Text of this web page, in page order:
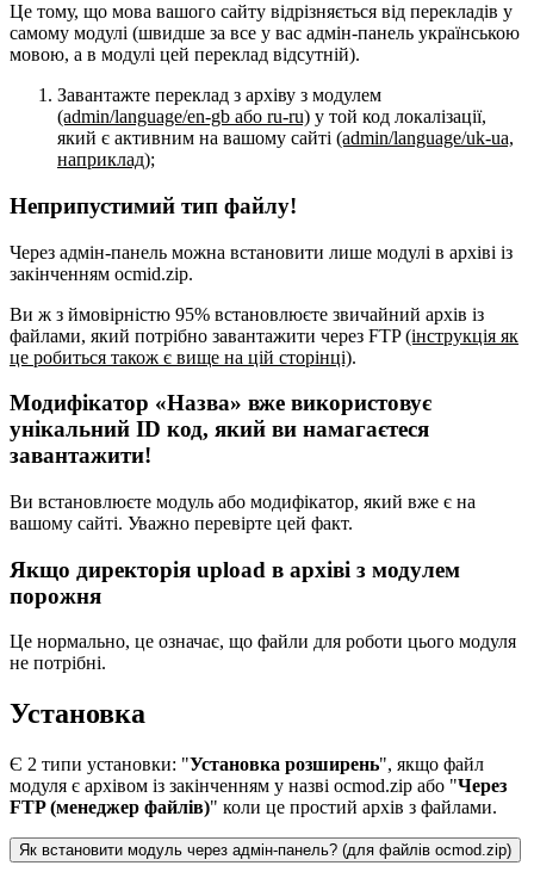
Це тому, що мова вашого сайту відрізняється від перекладів у
самому модулі (швидше за все у вас адмін-панель українською
мовою, а в модулі цей переклад відсутній).
Завантажте переклад з архіву з модулем
(admin/language/en-gb або ru-ru) у той код локалізації,
який є активним на вашому сайті (admin/language/uk-ua,
наприклад);
Неприпустимий тип файлу!
Через адмін-панель можна встановити лише модулі в архіві із
закінченням ocmid.zip.
Ви ж з ймовірністю 95% встановлюєте звичайний архів із
файлами, який потрібно завантажити через FTP(інструкція як
це робиться також є вище на цій сторінці).
Модифікатор «Назва» вже використовує
унікальний ID код, який ви намагаєтеся
завантажити!
Ви встановлюєте модуль або модифікатор, який вже є на
вашому сайті. Уважно перевірте цей факт.
Якщо директорія upload в архіві з модулем
порожня
Це нормально, це означає, що файли для роботи цього модуля
не потрібні.
Установка
Є 2 типи установки: "Установка розширень", якщо файл
модуля є архівом із закінченням у назві ocmod.zip або "Через
FTP (менеджер файлів)" коли це простий архів з файлами.
Як встановити модуль через адмін-панель? (для файлів ocmod.zip)